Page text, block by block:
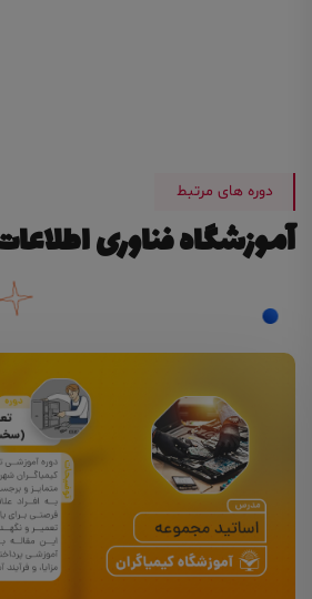
دوره های مرتبط
آموزشگاه فناوری